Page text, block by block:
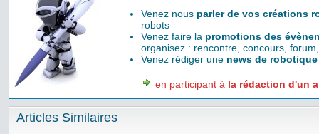
Venez nous parler de vos créations
robots
Venez faire la promotions des
organisez : rencontre, concours,
Venez rédiger une news de robotique
en participant à la rédaction d'un
Articles Similaires